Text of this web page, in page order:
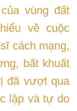
vùng đất
về cuộc
cách mạng,
bất khuất
đã vượt qua
lập và tự do